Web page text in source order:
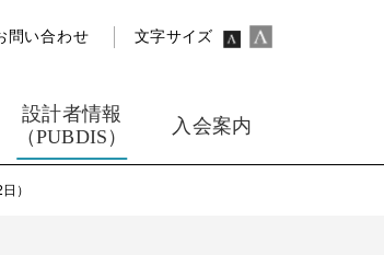
問い合わせ 文字サイズ
設計者情報
（PUBDIS）
入会案内
）